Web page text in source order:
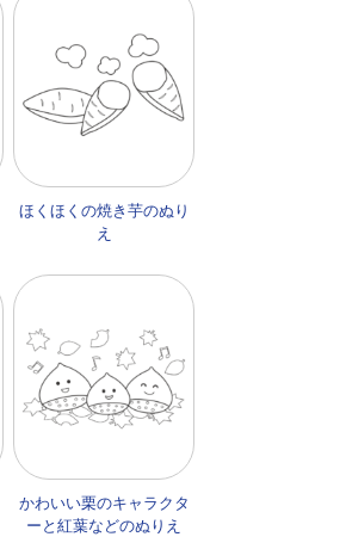
ほくほくの焼き芋のぬり
え
かわいい栗のキャラクタ
ーと紅葉などのぬりえ